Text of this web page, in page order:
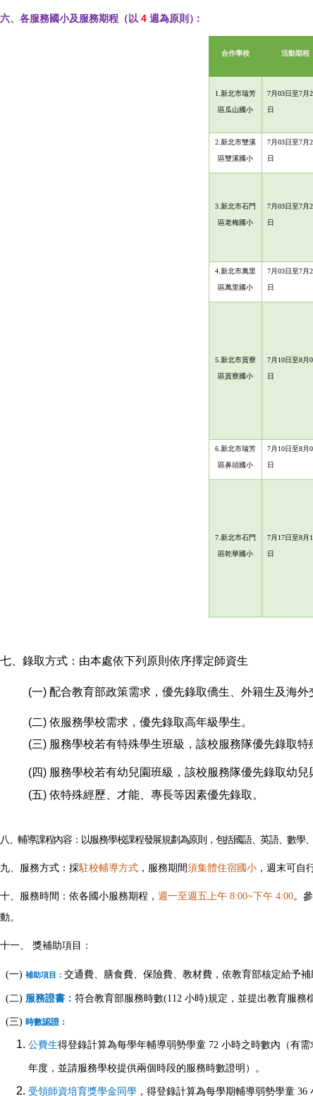
六、各服務國小及服務期程（以 4 週為原則） ：
合作學校 活動期程
1. 新北市瑞芳
區瓜山國小
7月03日至7月
日
2.新北市雙溪
區雙溪國小
7月03日至7月
日
3. 新北市石門
區老梅國小
7月03日至7月
日
4.新北市萬里
區萬里國小
7月03日至7月
日
5. 新北市貢寮
區貢寮國小
7月10日至8月
日
6.新北市瑞芳
區鼻頭國小
7月10日至8月
日
7. 新北市石門
區乾華國小
7月 17日至8月
日
七、錄取方式：由本處依下列原則依序擇定師資生
(一) 配合教育部政策需求，優先錄取僑生、外籍生及海外
(二) 依服務學校需求，優先錄取高年級學生。
(三) 服務學校若有特殊學生班級，該校服務隊優先錄取特
(四) 服務學校若有幼兒園班級，該校服務隊優先錄取幼兒
(五) 依特殊經歷、才能、專長等因素優先錄取。
八、輔導課程內容：以服務學校課程發展規劃為原則，包括國語、英語、數學
九、服務方式：採駐校輔導方式 ，服務期間須集體住宿國小 ，週末可自
十、服務時間：依各國小服務期程， 週一至週五上午 8:00~下午 4:00。
動。
十一、 獎補助項目：
(一)補助項目：交通費、膳食費、保險費、教材費，依教育部核定給予補
(二) 服務證書：符合教育部服務時數(112 小時)規定，並提出教育服
(三)時數認證：
公費生得登錄計算為每學年輔導弱勢學童 72 小時之時數內（有
年度，並請服務學校提供兩個時段的服務時數證明）。
受領師資培育獎學金同學 ，得登錄計算為每學期輔導弱勢學童 36